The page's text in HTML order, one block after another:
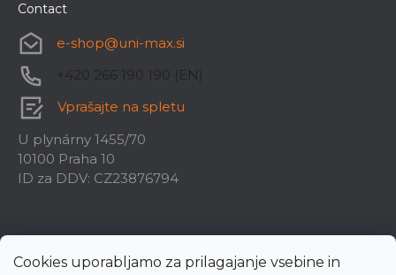
Cookies uporabljamo za prilagajanje vsebine in
Contact
e-shop@uni-max.si
+420 266 190 190 (EN)
Vprašajte na spletu
U plynárny 1455/70
10100 Praha 10
ID za DDV: CZ23876794